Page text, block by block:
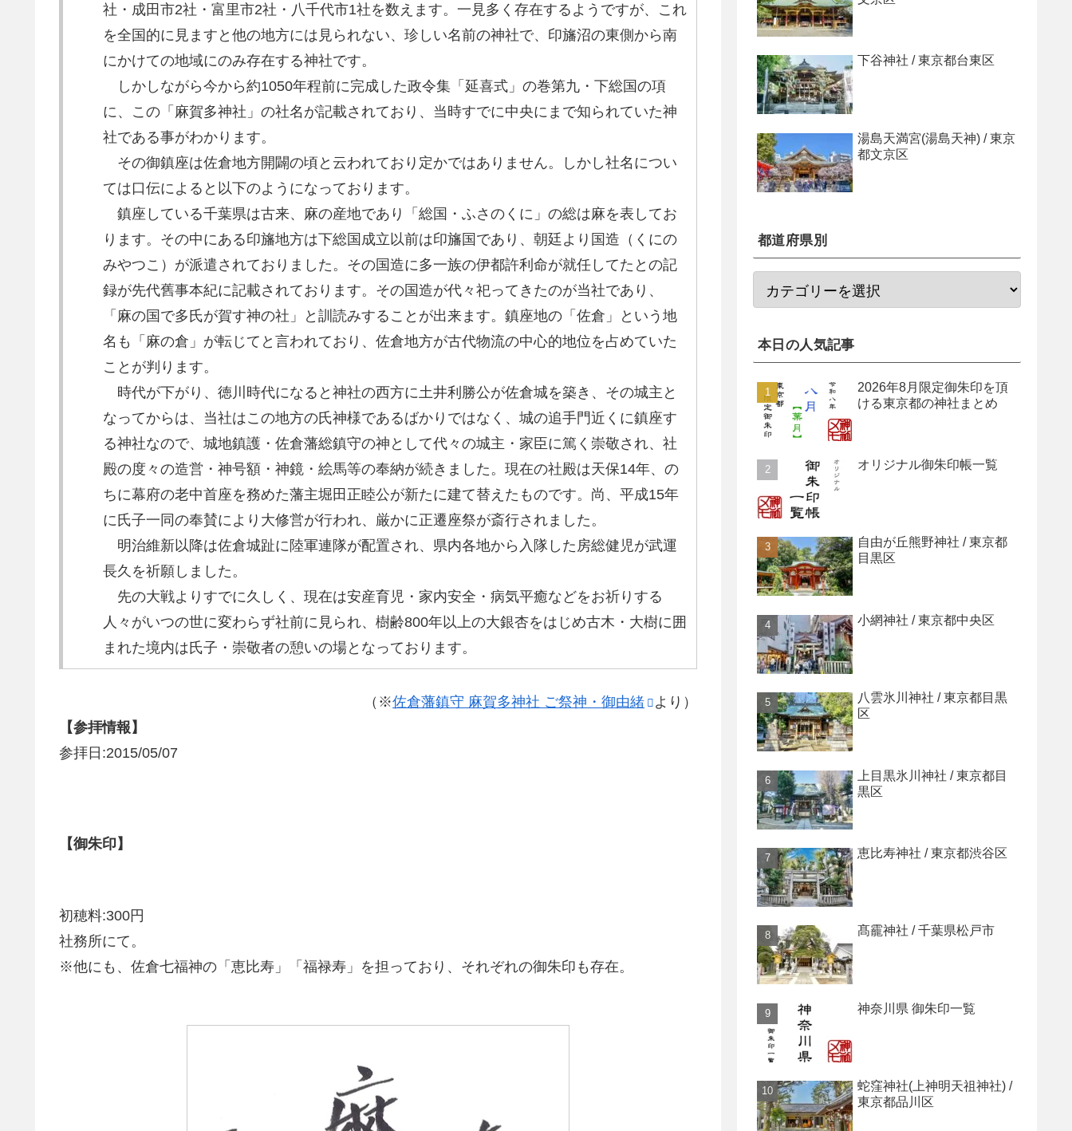
社・成田市2社・富里市2社・八千代市1社を数えます。一見多く存在するようですが、これ
を全国的に見ますと他の地方には見られない、珍しい名前の神社で、印旛沼の東側から南
にかけての地域にのみ存在する神社です。
しかしながら今から約1050年程前に完成した政令集「延喜式」の巻第九・下総国の項
に、この「麻賀多神社」の社名が記載されており、当時すでに中央にまで知られていた神
社である事がわかります。
その御鎮座は佐倉地方開闢の頃と云われており定かではありません。しかし社名につい
ては口伝によると以下のようになっております。
鎮座している千葉県は古来、麻の産地であり「総国・ふさのくに」の総は麻を表してお
ります。その中にある印旛地方は下総国成立以前は印旛国であり、朝廷より国造（くにの
みやつこ）が派遣されておりました。その国造に多一族の伊都許利命が就任してたとの記
録が先代舊事本紀に記載されております。その国造が代々祀ってきたのが当社であり、
「麻の国で多氏が賀す神の社」と訓読みすることが出来ます。鎮座地の「佐倉」という地
名も「麻の倉」が転じてと言われており、佐倉地方が古代物流の中心的地位を占めていた
ことが判ります。
時代が下がり、徳川時代になると神社の西方に土井利勝公が佐倉城を築き、その城主と
なってからは、当社はこの地方の氏神様であるばかりではなく、城の追手門近くに鎮座す
る神社なので、城地鎮護・佐倉藩総鎮守の神として代々の城主・家臣に篤く崇敬され、社
殿の度々の造営・神号額・神鏡・絵馬等の奉納が続きました。現在の社殿は天保14年、の
ちに幕府の老中首座を務めた藩主堀田正睦公が新たに建て替えたものです。尚、平成15年
に氏子一同の奉賛により大修営が行われ、厳かに正遷座祭が斎行されました。
明治維新以降は佐倉城趾に陸軍連隊が配置され、県内各地から入隊した房総健児が武運
長久を祈願しました。
先の大戦よりすでに久しく、現在は安産育児・家内安全・病気平癒などをお祈りする
人々がいつの世に変わらず社前に見られ、樹齢800年以上の大銀杏をはじめ古木・大樹に囲
まれた境内は氏子・崇敬者の憩いの場となっております。
（※佐倉藩鎮守 麻賀多神社 ご祭神・御由緒
より）
【参拝情報】
参拝日:2015/05/07
【御朱印】
初穂料:300円
社務所にて。
※他にも、佐倉七福神の「恵比寿」「福禄寿」を担っており、それぞれの御朱印も存在。
下谷神社 / 東京都台東区
湯島天満宮(湯島天神) / 東京
都文京区
都道府県別
本日の人気記事
2026年8月限定御朱印を頂
ける東京都の神社まとめ
オリジナル御朱印帳一覧
自由が丘熊野神社 / 東京都
目黒区
小網神社 / 東京都中央区
八雲氷川神社 / 東京都目黒
区
上目黒氷川神社 / 東京都目
黒区
恵比寿神社 / 東京都渋谷区
髙靇神社 / 千葉県松戸市
神奈川県 御朱印一覧
蛇窪神社(上神明天祖神社) /
東京都品川区